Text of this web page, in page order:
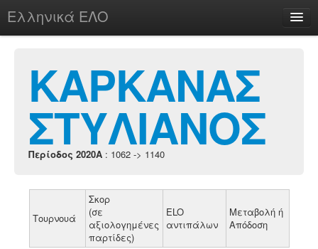
Ελληνικά ΕΛΟ
chesstu.be @ discord
Login
ΚΑΡΚΑΝΑΣ
ΣΤΥΛΙΑΝΟΣ
Περίοδος 2020A : 1062 -> 1140
Τουρνουά
Σκορ
(σε
αξιολογημένες
παρτίδες)
ELO
αντιπάλων
Μεταβολή ή
Απόδοση